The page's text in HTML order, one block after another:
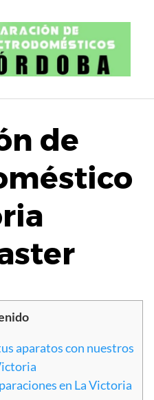
de
aparatos con nuestros
en La Victoria